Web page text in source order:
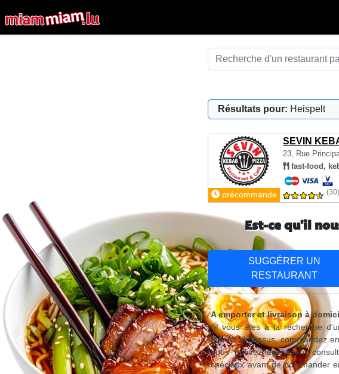
Résultats pour: Heispelt
SEVIN
23, Rue
fast-food,
précommande (30)
Est-ce qu'il
SUGGÉRER UN
RESTAURANT
A emporter et livraison à
Si vous êtes à la recherche
menus ci-dessus, commandez
Vous pouvez également
spéciaux avant de commander